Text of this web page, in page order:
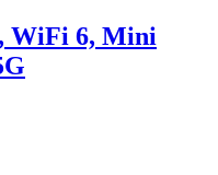
WiFi 6, Mini